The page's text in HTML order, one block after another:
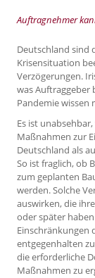
Auftragnehmer
Deutschland sind
Krisensituation
Verzögerungen.
was Auftraggeber
Pandemie wissen
Es ist
Maßnahmen zur
Deutschland als
So ist fraglich, ob
zum geplanten
werden. Solche
auswirken, die
oder später
Einschränkungen
entgegenhalten
die erforderliche
Maßnahmen zu